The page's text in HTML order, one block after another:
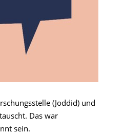
(Joddid) und
Das war
sein.